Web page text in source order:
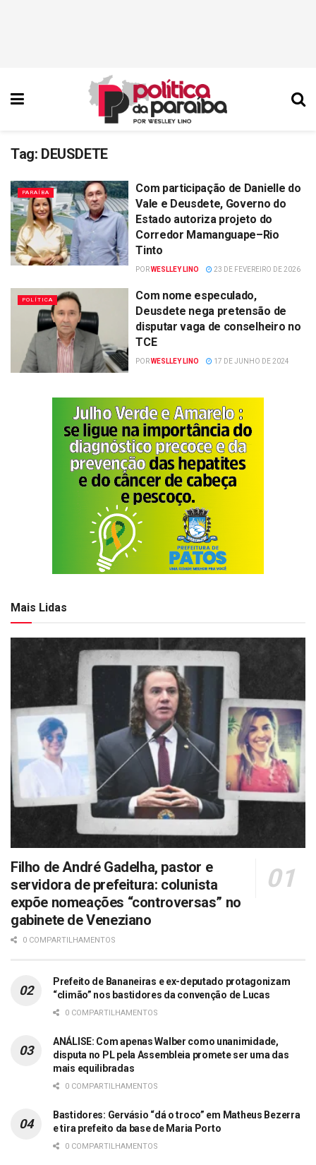
Tag: DEUSDETE
PARAÍBA
Com participação de Danielle do
Vale e Deusdete, Governo do
Estado autoriza projeto do
Corredor Mamanguape–Rio
Tinto
PORWESLLEY LINO 23 DE FEVEREIRO DE 2026
POLÍTICA
Com nome especulado,
Deusdete nega pretensão de
disputar vaga de conselheiro no
TCE
PORWESLLEY LINO 17 DE JUNHO DE 2024
Mais Lidas
Filho de André Gadelha, pastor e
servidora de prefeitura: colunista
expõe nomeações “controversas” no
gabinete de Veneziano
0 COMPARTILHAMENTOS
Prefeito de Bananeiras e ex-deputado protagonizam
“climão” nos bastidores da convenção de Lucas
0 COMPARTILHAMENTOS
ANÁLISE: Com apenas Walber como unanimidade,
disputa no PL pela Assembleia promete ser uma das
mais equilibradas
0 COMPARTILHAMENTOS
Bastidores: Gervásio “dá o troco” em Matheus Bezerra
e tira prefeito da base de Maria Porto
0 COMPARTILHAMENTOS